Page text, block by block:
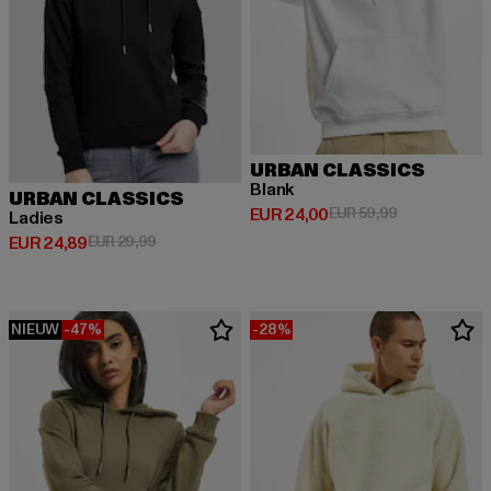
URBAN CLASSICS
Ladies
EUR 24,89
Huidige prijs: EUR 24,89
EUR 29,99Actieprijs: EUR 29,99
URBAN CLASSICS
Blank
EUR 24,00
Huidige prijs: EUR 24,00
EUR 59,99Actieprijs:
NIEUW -47% -28%